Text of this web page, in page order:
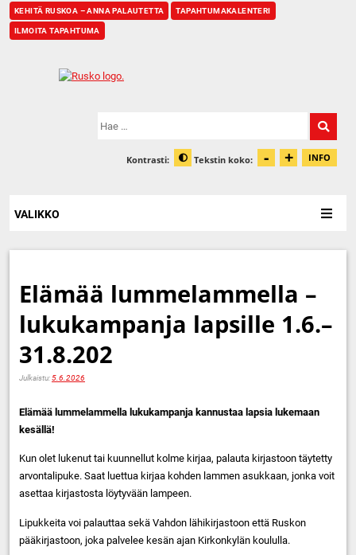
KEHITÄ RUSKOA – ANNA PALAUTETTA TAPAHTUMAKALENTERI
ILMOITA TAPAHTUMA
Hae:
Kontrasti: Muuta kontrastia
Tekstin koko: - + INFO
VALIKKO
Elämää lummelammella –
lukukampanja lapsille 1.6.–
31.8.202
Julkaistu:5.6.2026
Elämää lummelammella lukukampanja kannustaa lapsia lukemaan
kesällä!
Kun olet lukenut tai kuunnellut kolme kirjaa, palauta kirjastoon täytetty
arvontalipuke. Saat luettua kirjaa kohden lammen asukkaan, jonka voit
asettaa kirjastosta löytyvään lampeen.
Lipukkeita voi palauttaa sekä Vahdon lähikirjastoon että Ruskon
pääkirjastoon, joka palvelee kesän ajan Kirkonkylän koululla.